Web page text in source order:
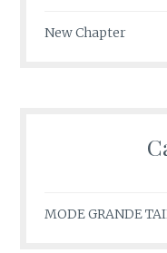
New Chapter
MODE GRANDE